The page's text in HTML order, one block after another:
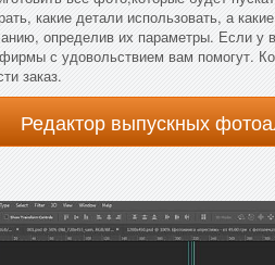
какие детали использовать, а
определив их параметры. Если у
с удовольствием вам помогут.
заказ.
Редактор выпускных